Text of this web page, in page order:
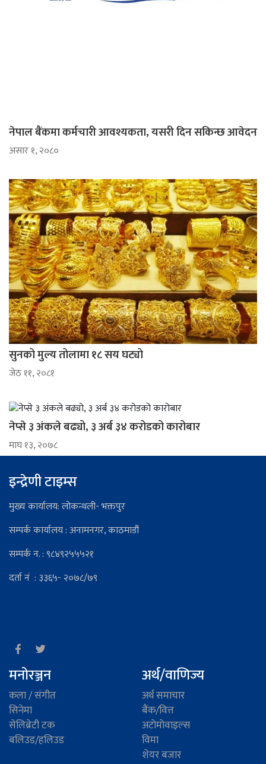
नेपाल बैंकमा कर्मचारी आवश्यकता, यसरी दिन सकिन्छ आवेदन
असार १, २०८०
सुनको मुल्य तोलामा १८ सय घट्यो
जेठ ११, २०८१
नेप्से ३ अंकले बढ्यो, ३ अर्ब ३४ करोडको कारोबार
माघ १३, २०७८
इन्द्रेणी टाइम्स
मुख्य कार्यालय: लोकन्थली- भक्तपुर
सम्पर्क कार्यालय : अनामनगर, काठमाडौं
सम्पर्क न. : ९८४९२५५५२१
दर्ता नं : ३३६५- २०७८/७९
मनोरञ्जन
कला / संगीत
सिनेमा
सेलिब्रेटी टक
बलिउड/हलिउड
अर्थ/वाणिज्य
अर्थ समाचार
बैंक/वित्त
अटाेमाेवाइल्स
विमा
शेयर बजार